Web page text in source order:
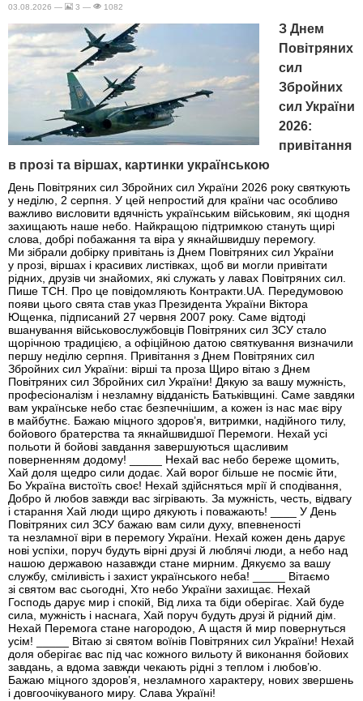
03.08.2026 — 3 — 1082
З Днем
Повітряних
сил
Збройних
сил України
2026:
привітання
в прозі та віршах, картинки українською
День Повітряних сил Збройних сил України 2026 року святкують
у неділю, 2 серпня. У цей непростий для країни час особливо
важливо висловити вдячність українським військовим, які щодня
захищають наше небо. Найкращою підтримкою стануть щирі
слова, добрі побажання та віра у якнайшвидшу перемогу.
Ми зібрали добірку привітань із Днем Повітряних сил України
у прозі, віршах і красивих листівках, щоб ви могли привітати
рідних, друзів чи знайомих, які служать у лавах Повітряних сил.
Пише ТСН. Про це повідомляють Контракти.UA. Передумовою
появи цього свята став указ Президента України Віктора
Ющенка, підписаний 27 червня 2007 року. Саме відтоді
вшанування військовослужбовців Повітряних сил ЗСУ стало
щорічною традицією, а офіційною датою святкування визначили
першу неділю серпня. Привітання з Днем Повітряних сил
Збройних сил України: вірші та проза Щиро вітаю з Днем
Повітряних сил Збройних сил України! Дякую за вашу мужність,
професіоналізм і незламну відданість Батьківщині. Саме завдяки
вам українське небо стає безпечнішим, а кожен із нас має віру
в майбутнє. Бажаю міцного здоров’я, витримки, надійного тилу,
бойового братерства та якнайшвидшої Перемоги. Нехай усі
польоти й бойові завдання завершуються щасливим
поверненням додому! _____ Нехай вас небо береже щомить,
Хай доля щедро сили додає. Хай ворог більше не посміє йти,
Бо Україна вистоїть своє! Нехай здійсняться мрії й сподівання,
Добро й любов завжди вас зігрівають. За мужність, честь, відвагу
і старання Хай люди щиро дякують і поважають! ____ У День
Повітряних сил ЗСУ бажаю вам сили духу, впевненості
та незламної віри в перемогу України. Нехай кожен день дарує
нові успіхи, поруч будуть вірні друзі й люблячі люди, а небо над
нашою державою назавжди стане мирним. Дякуємо за вашу
службу, сміливість і захист українського неба! _____ Вітаємо
зі святом вас сьогодні, Хто небо України захищає. Нехай
Господь дарує мир і спокій, Від лиха та біди оберігає. Хай буде
сила, мужність і наснага, Хай поруч будуть друзі й рідний дім.
Нехай Перемога стане нагородою, А щастя й мир повернуться
усім! _____ Вітаю зі святом воїнів Повітряних сил України! Нехай
доля оберігає вас під час кожного вильоту й виконання бойових
завдань, а вдома завжди чекають рідні з теплом і любов’ю.
Бажаю міцного здоров’я, незламного характеру, нових звершень
і довгоочікуваного миру. Слава Україні!